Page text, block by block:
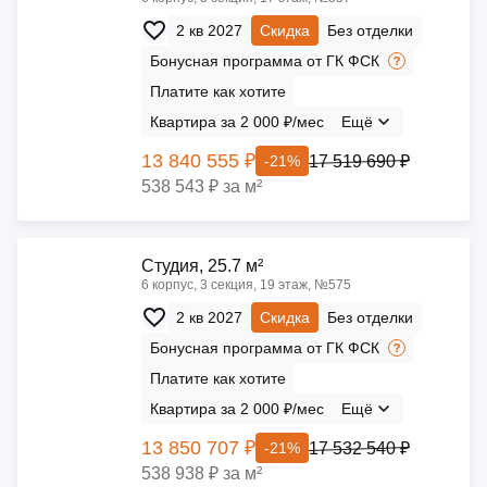
2 кв 2027 Скидка
Без отделки
Бонусная программа от ГК ФСК
Платите как хотите
Квартира за 2 000 ₽/мес
Ещё
13 840 555 ₽ -21% 17 519 690 ₽
538 543 ₽ за м²
Cтудия, 25.7 м²
6 корпус, 3 секция, 19 этаж, №575
2 кв 2027 Скидка
Без отделки
Бонусная программа от ГК ФСК
Платите как хотите
Квартира за 2 000 ₽/мес
Ещё
13 850 707 ₽ -21% 17 532 540 ₽
538 938 ₽ за м²